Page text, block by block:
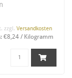
eigenen S..
zzgl. Versandkosten
€8,24 / Kilogramm